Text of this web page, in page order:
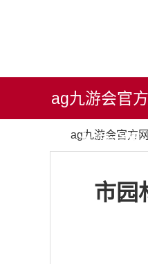
ag九游会官
九游会真
ag九游会官方
市园